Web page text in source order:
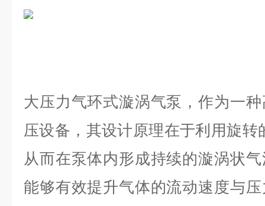
大压力气环式漩涡气泵，作为一
压设备，其设计原理在于利用旋
从而在泵体内形成持续的漩涡状
能够有效提升气体的流动速度与